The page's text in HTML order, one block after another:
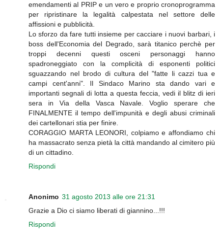
emendamenti al PRIP e un vero e proprio cronoprogramma
per ripristinare la legalità calpestata nel settore delle
affissioni e pubblicità.
Lo sforzo da fare tutti insieme per cacciare i nuovi barbari, i
boss dell'Economia del Degrado, sarà titanico perchè per
troppi decenni questi osceni personaggi hanno
spadroneggiato con la complicità di esponenti politici
sguazzando nel brodo di cultura del "fatte li cazzi tua e
campi cent'anni". Il Sindaco Marino sta dando vari e
importanti segnali di lotta a questa feccia, vedi il blitz di ieri
sera in Via della Vasca Navale. Voglio sperare che
FINALMENTE il tempo dell'impunità e degli abusi criminali
dei cartellonari stia per finire.
CORAGGIO MARTA LEONORI, colpiamo e affondiamo chi
ha massacrato senza pietà la città mandando al cimitero più
di un cittadino.
Rispondi
Anonimo 31 agosto 2013 alle ore 21:31
Grazie a Dio ci siamo liberati di giannino...!!!
Rispondi